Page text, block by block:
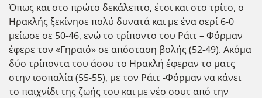
Όπως και στο πρώτο δεκάλεπτο, έτσι και στο τρίτο, ο
Ηρακλής ξεκίνησε πολύ δυνατά και με ένα σερί 6-0
μείωσε σε 50-46, ενώ το τρίποντο του Ράιτ – Φόρμαν
έφερε τον «Γηραιό» σε απόσταση βολής (52-49). Ακόμα
δύο τρίποντα του άσου το Ηρακλή έφεραν το ματς
στην ισοπαλία (55-55), με τον Ράιτ -Φόρμαν να κάνει
το παιχνίδι της ζωής του και με νέο σουτ από την